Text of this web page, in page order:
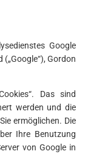
Google
Gordon
Das sind
werden und die
ermöglichen. Die
Ihre Benutzung
von Google in